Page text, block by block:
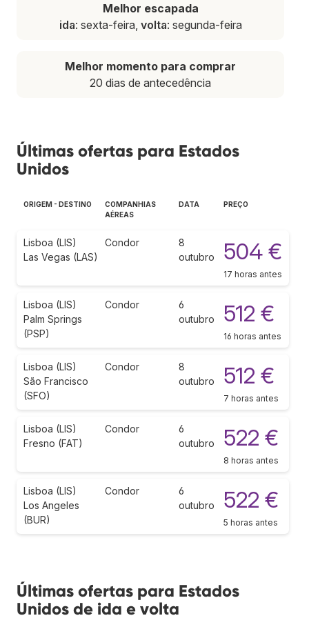
Melhor escapada
ida: sexta-feira, volta: segunda-feira
Melhor momento para comprar
20 dias de antecedência
Últimas ofertas para Estados
Unidos
ORIGEM - DESTINO
COMPANHIAS
AÉREAS
DATA PREÇO
Lisboa (LIS)
Las Vegas (LAS)
Condor
8
outubro
504 €
17 horas antes
Lisboa (LIS)
Palm Springs
(PSP)
Condor
6
outubro
512 €
16 horas antes
Lisboa (LIS)
São Francisco
(SFO)
Condor
8
outubro
512 €
7 horas antes
Lisboa (LIS)
Fresno (FAT)
Condor
6
outubro
522 €
8 horas antes
Lisboa (LIS)
Los Angeles
(BUR)
Condor
6
outubro
522 €
5 horas antes
Últimas ofertas para Estados
Unidos de ida e volta